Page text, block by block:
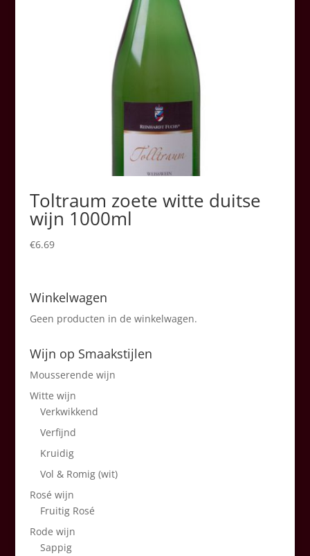
Toltraum zoete witte duitse
wijn 1000ml
€6.69
Winkelwagen
Geen producten in de winkelwagen.
Wijn op Smaakstijlen
Mousserende wijn
Witte wijn
Verkwikkend
Verfijnd
Kruidig
Vol & Romig (wit)
Rosé wijn
Fruitig Rosé
Rode wijn
Sappig